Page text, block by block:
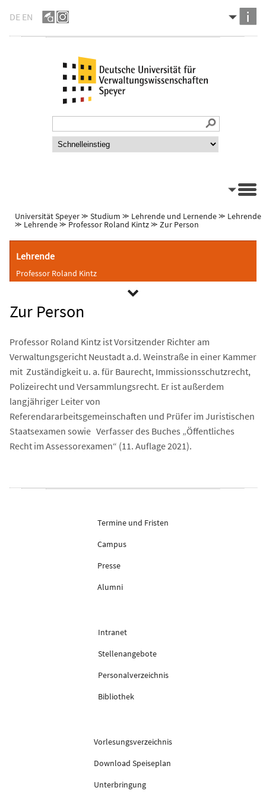
DE EN
Universität Speyer⪼ Studium ⪼ Lehrende und Lernende⪼ Lehrende
⪼ Lehrende⪼ Professor Roland Kintz⪼ Zur Person
Lehrende
Professor Roland Kintz
Zur Person
Professor Roland Kintz ist Vorsitzender Richter am
Verwaltungsgericht Neustadt a.d. Weinstraße in einer Kammer
mit Zuständigkeit u. a. für Baurecht, Immissionsschutzrecht,
Polizeirecht und Versammlungsrecht. Er ist außerdem
langjähriger Leiter von
Referendararbeitsgemeinschaften und Prüfer im Juristischen
Staatsexamen sowie Verfasser des Buches „Öffentliches
Recht im Assessorexamen“ (11. Auflage 2021).
Termine und Fristen
Campus
Presse
Alumni
Intranet
Stellenangebote
Personalverzeichnis
Bibliothek
Vorlesungsverzeichnis
Download Speiseplan
Unterbringung